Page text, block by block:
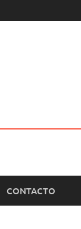
CONTACTO